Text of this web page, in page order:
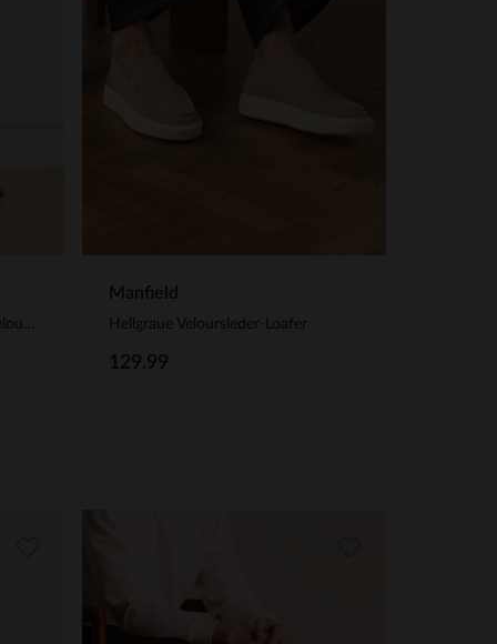
Braune Schnallenschuhe aus Veloursleder
Manfield
Hellgraue Veloursleder-Loafer
129.99